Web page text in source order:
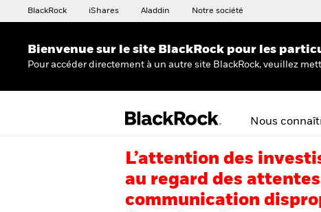
BlackRock iShares Aladdin Notre société
Bienvenue sur le site BlackRock pour les
Pour accéder directement à un autre site BlackRock, veuillez
Nous
L’attention des
au regard des
communication